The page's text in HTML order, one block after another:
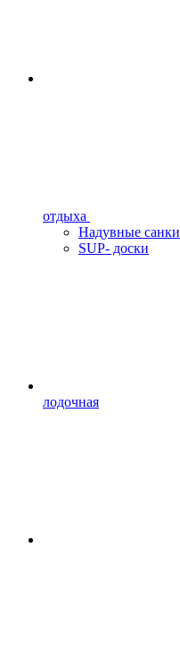
отдыха
Надувные санки
SUP- доски
лодочная